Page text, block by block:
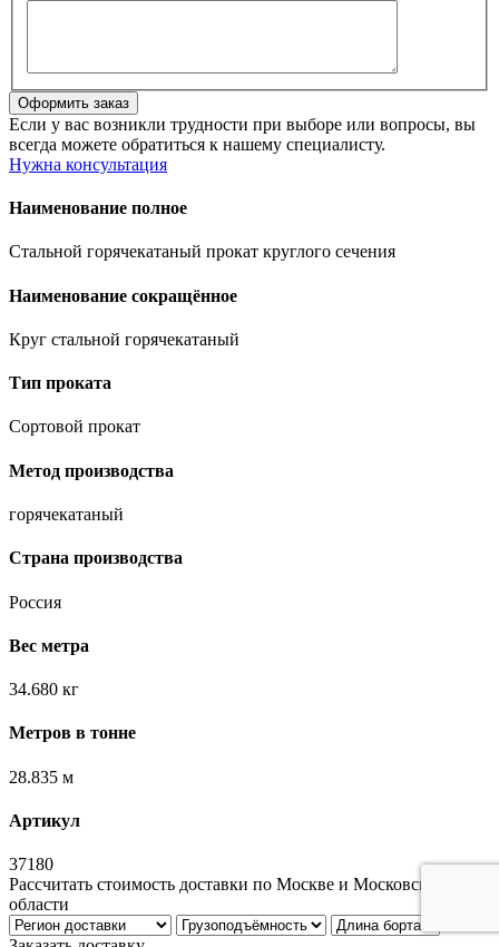
Если у вас возникли трудности при выборе или вопросы, вы
всегда можете обратиться к нашему специалисту.
Нужна консультация
Наименование полное
Стальной горячекатаный прокат круглого сечения
Наименование сокращённое
Круг стальной горячекатаный
Тип проката
Сортовой прокат
Метод производства
горячекатаный
Страна производства
Россия
Вес метра
34.680 кг
Метров в тонне
28.835 м
Артикул
37180
Рассчитать стоимость доставки по Москве и Московской
области